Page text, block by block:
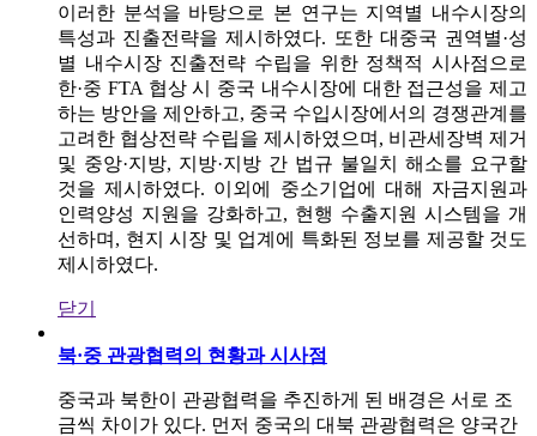
이러한 분석을 바탕으로 본 연구는 지역별 내수시장의
특성과 진출전략을 제시하였다. 또한 대중국 권역별·성
별 내수시장 진출전략 수립을 위한 정책적 시사점으로
한·중 FTA 협상 시 중국 내수시장에 대한 접근성을 제고
하는 방안을 제안하고, 중국 수입시장에서의 경쟁관계를
고려한 협상전략 수립을 제시하였으며, 비관세장벽 제거
및 중앙·지방, 지방·지방 간 법규 불일치 해소를 요구할
것을 제시하였다. 이외에 중소기업에 대해 자금지원과
인력양성 지원을 강화하고, 현행 수출지원 시스템을 개
선하며, 현지 시장 및 업계에 특화된 정보를 제공할 것도
제시하였다.
닫기
북·중 관광협력의 현황과 시사점
중국과 북한이 관광협력을 추진하게 된 배경은 서로 조
금씩 차이가 있다. 먼저 중국의 대북 관광협력은 양국간